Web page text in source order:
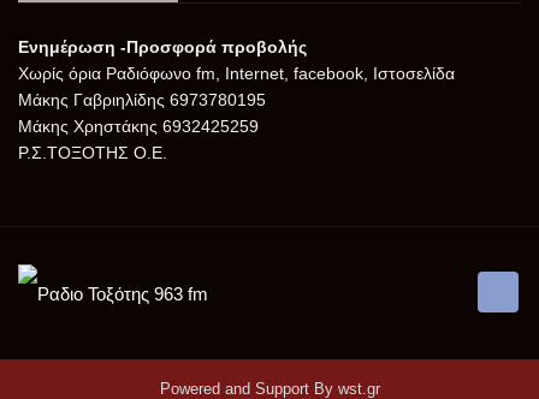
Ενημέρωση -Προσφορά προβολής
Xωρίς όρια Ραδιόφωνο fm, Internet, facebook, Ιστοσελίδα
Μάκης Γαβριηλίδης 6973780195
Μάκης Χρηστάκης 6932425259
Ρ.Σ.ΤΟΞΟΤΗΣ Ο.Ε.
Powered and Support By wst.gr